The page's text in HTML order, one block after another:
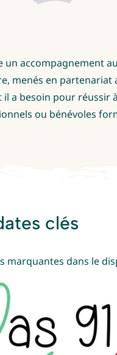
un accompagnement
menés en partenariat
a besoin pour réussir
ou bénévoles
clés
marquantes dans le